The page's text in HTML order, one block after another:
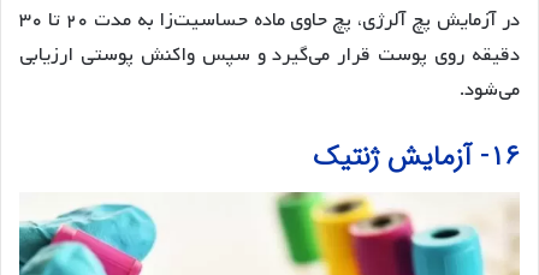
در آزمایش‌ پچ آلرژی، پچ حاوی ماده حساسیت‌زا به مدت ۲۰ تا ۳۰
دقیقه روی پوست قرار می‌گیرد و سپس واکنش پوستی ارزیابی
می‌شود.
۱۶- آزمایش ژنتیک